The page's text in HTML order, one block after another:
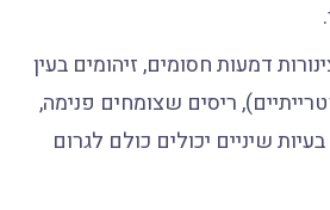
דמעות חסומים, זיהומים בעין
ריסים שצומחים פנימה,
שיניים יכולים כולם לגרום